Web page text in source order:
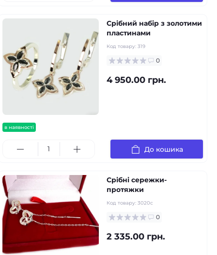
в наявності
Срібний набір з золотими
пластинами
Код товару: 319
0
4 950.00 грн.
До кошика
Срібні сережки-
протяжки
Код товару: 3020с
0
2 335.00 грн.